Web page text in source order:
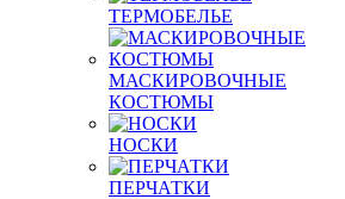
ТЕРМОБЕЛЬЕ
МАСКИРОВОЧНЫЕ
КОСТЮМЫ
НОСКИ
ПЕРЧАТКИ